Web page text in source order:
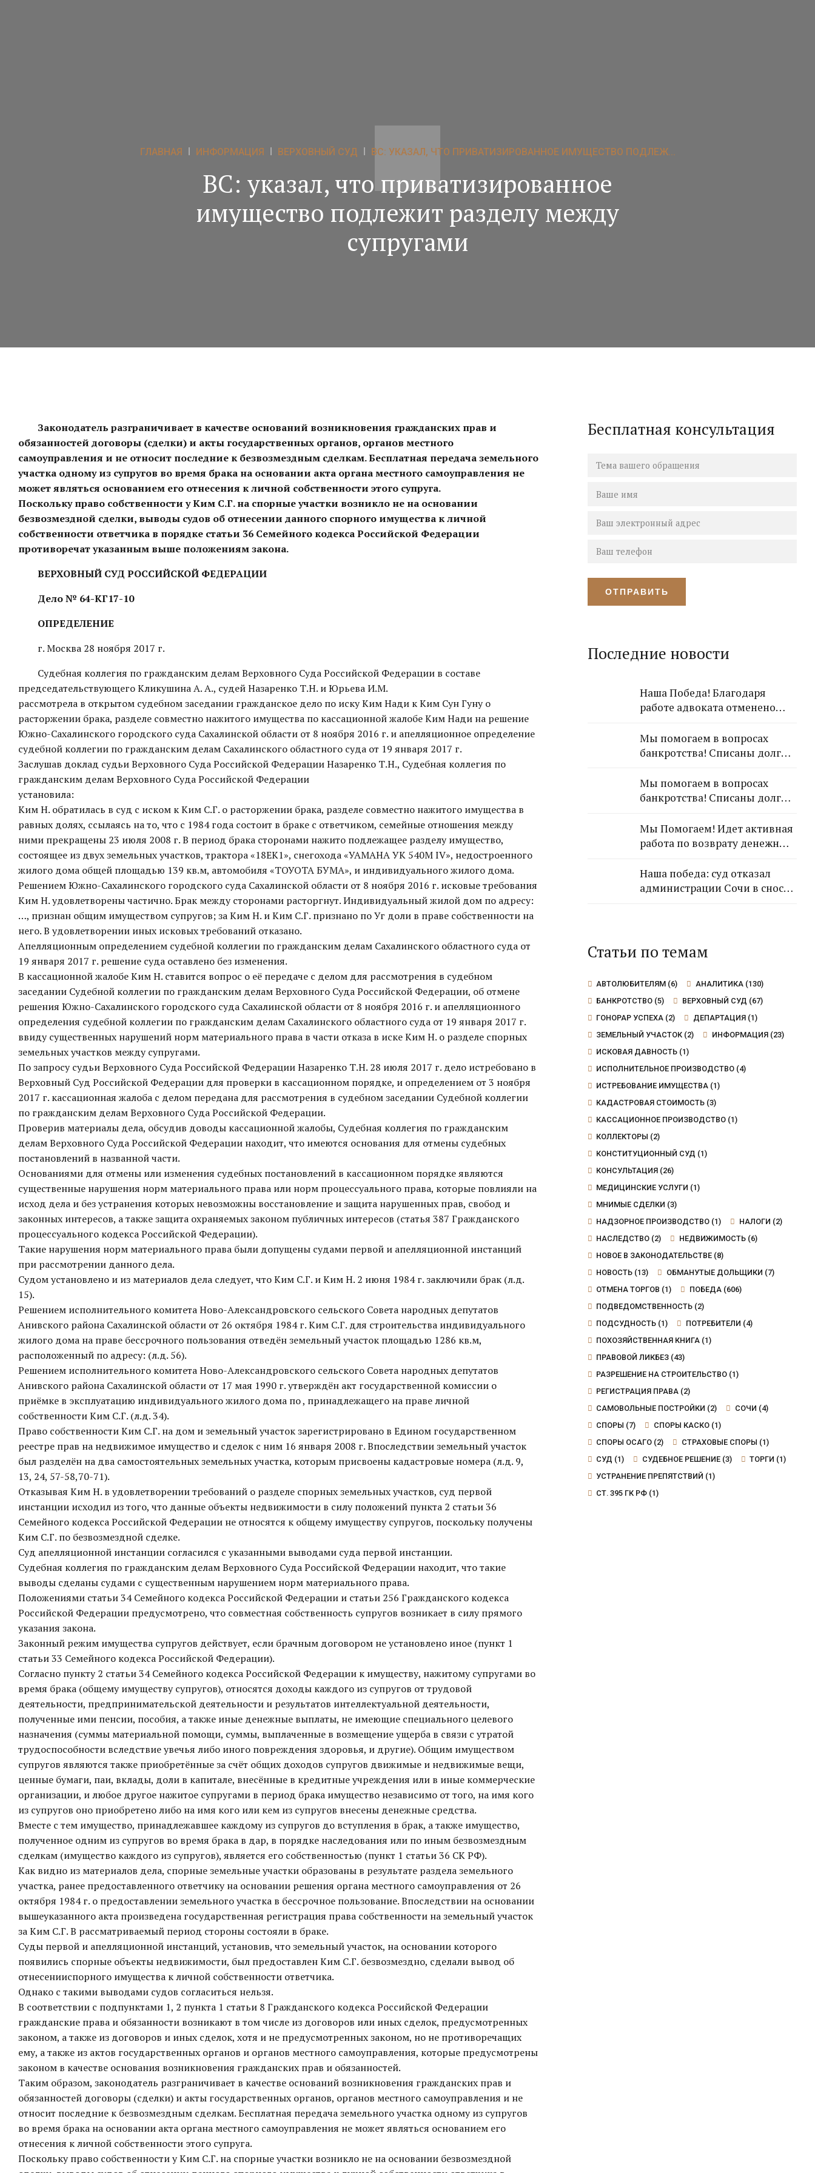
ГЛАВНАЯ ИНФОРМАЦИЯ ВЕРХОВНЫЙ СУД ВС: УКАЗАЛ, ЧТО ПРИВАТИЗИРОВАННОЕ ИМУЩЕСТВО ПОДЛЕЖ...
ВС: указал, что приватизированное
имущество подлежит разделу между
супругами
Законодатель разграничивает в качестве оснований возникновения гражданских прав и
обязанностей договоры (сделки) и акты государственных органов, органов местного
самоуправления и не относит последние к безвозмездным сделкам. Бесплатная передача земельного
участка одному из супругов во время брака на основании акта органа местного самоуправления не
может являться основанием его отнесения к личной собственности этого супруга.
Поскольку право собственности у Ким С.Г. на спорные участки возникло не на основании
безвозмездной сделки, выводы судов об отнесении данного спорного имущества к личной
собственности ответчика в порядке статьи 36 Семейного кодекса Российской Федерации
противоречат указанным выше положениям закона.
ВЕРХОВНЫЙ СУД РОССИЙСКОЙ ФЕДЕРАЦИИ
Дело № 64-КГ17-10
ОПРЕДЕЛЕНИЕ
г. Москва 28 ноября 2017 г.
Судебная коллегия по гражданским делам Верховного Суда Российской Федерации в составе
председательствующего Кликушина А. А., судей Назаренко Т.Н. и Юрьева И.М.
рассмотрела в открытом судебном заседании гражданское дело по иску Ким Нади к Ким Сун Гуну о
расторжении брака, разделе совместно нажитого имущества по кассационной жалобе Ким Нади на решение
Южно-Сахалинского городского суда Сахалинской области от 8 ноября 2016 г. и апелляционное определение
судебной коллегии по гражданским делам Сахалинского областного суда от 19 января 2017 г.
Заслушав доклад судьи Верховного Суда Российской Федерации Назаренко Т.Н., Судебная коллегия по
гражданским делам Верховного Суда Российской Федерации
установила:
Ким Н. обратилась в суд с иском к Ким С.Г. о расторжении брака, разделе совместно нажитого имущества в
равных долях, ссылаясь на то, что с 1984 года состоит в браке с ответчиком, семейные отношения между
ними прекращены 23 июля 2008 г. В период брака сторонами нажито подлежащее разделу имущество,
состоящее из двух земельных участков, трактора «18ЕК1», снегохода «УАМАНА УК 540М IV», недостроенного
жилого дома общей площадью 139 кв.м, автомобиля «ТОУОТА БУМА», и индивидуального жилого дома.
Решением Южно-Сахалинского городского суда Сахалинской области от 8 ноября 2016 г. исковые требования
Ким Н. удовлетворены частично. Брак между сторонами расторгнут. Индивидуальный жилой дом по адресу:
…, признан общим имуществом супругов; за Ким Н. и Ким С.Г. признано по Уг доли в праве собственности на
него. В удовлетворении иных исковых требований отказано.
Апелляционным определением судебной коллегии по гражданским делам Сахалинского областного суда от
19 января 2017 г. решение суда оставлено без изменения.
В кассационной жалобе Ким Н. ставится вопрос о её передаче с делом для рассмотрения в судебном
заседании Судебной коллегии по гражданским делам Верховного Суда Российской Федерации, об отмене
решения Южно-Сахалинского городского суда Сахалинской области от 8 ноября 2016 г. и апелляционного
определения судебной коллегии по гражданским делам Сахалинского областного суда от 19 января 2017 г.
ввиду существенных нарушений норм материального права в части отказа в иске Ким Н. о разделе спорных
земельных участков между супругами.
По запросу судьи Верховного Суда Российской Федерации Назаренко Т.Н. 28 июля 2017 г. дело истребовано в
Верховный Суд Российской Федерации для проверки в кассационном порядке, и определением от 3 ноября
2017 г. кассационная жалоба с делом передана для рассмотрения в судебном заседании Судебной коллегии
по гражданским делам Верховного Суда Российской Федерации.
Проверив материалы дела, обсудив доводы кассационной жалобы, Судебная коллегия по гражданским
делам Верховного Суда Российской Федерации находит, что имеются основания для отмены судебных
постановлений в названной части.
Основаниями для отмены или изменения судебных постановлений в кассационном порядке являются
существенные нарушения норм материального права или норм процессуального права, которые повлияли на
исход дела и без устранения которых невозможны восстановление и защита нарушенных прав, свобод и
законных интересов, а также защита охраняемых законом публичных интересов (статья 387 Гражданского
процессуального кодекса Российской Федерации).
Такие нарушения норм материального права были допущены судами первой и апелляционной инстанций
при рассмотрении данного дела.
Судом установлено и из материалов дела следует, что Ким С.Г. и Ким Н. 2 июня 1984 г. заключили брак (л.д.
15).
Решением исполнительного комитета Ново-Александровского сельского Совета народных депутатов
Анивского района Сахалинской области от 26 октября 1984 г. Ким С.Г. для строительства индивидуального
жилого дома на праве бессрочного пользования отведён земельный участок площадью 1286 кв.м,
расположенный по адресу: (л.д. 56).
Решением исполнительного комитета Ново-Александровского сельского Совета народных депутатов
Анивского района Сахалинской области от 17 мая 1990 г. утверждён акт государственной комиссии о
приёмке в эксплуатацию индивидуального жилого дома по , принадлежащего на праве личной
собственности Ким С.Г. (л.д. 34).
Право собственности Ким С.Г. на дом и земельный участок зарегистрировано в Едином государственном
реестре прав на недвижимое имущество и сделок с ним 16 января 2008 г. Впоследствии земельный участок
был разделён на два самостоятельных земельных участка, которым присвоены кадастровые номера (л.д. 9,
13, 24, 57-58,70-71).
Отказывая Ким Н. в удовлетворении требований о разделе спорных земельных участков, суд первой
инстанции исходил из того, что данные объекты недвижимости в силу положений пункта 2 статьи 36
Семейного кодекса Российской Федерации не относятся к общему имуществу супругов, поскольку получены
Ким С.Г. по безвозмездной сделке.
Суд апелляционной инстанции согласился с указанными выводами суда первой инстанции.
Судебная коллегия по гражданским делам Верховного Суда Российской Федерации находит, что такие
выводы сделаны судами с существенным нарушением норм материального права.
Положениями статьи 34 Семейного кодекса Российской Федерации и статьи 256 Гражданского кодекса
Российской Федерации предусмотрено, что совместная собственность супругов возникает в силу прямого
указания закона.
Законный режим имущества супругов действует, если брачным договором не установлено иное (пункт 1
статьи 33 Семейного кодекса Российской Федерации).
Согласно пункту 2 статьи 34 Семейного кодекса Российской Федерации к имуществу, нажитому супругами во
время брака (общему имуществу супругов), относятся доходы каждого из супругов от трудовой
деятельности, предпринимательской деятельности и результатов интеллектуальной деятельности,
полученные ими пенсии, пособия, а также иные денежные выплаты, не имеющие специального целевого
назначения (суммы материальной помощи, суммы, выплаченные в возмещение ущерба в связи с утратой
трудоспособности вследствие увечья либо иного повреждения здоровья, и другие). Общим имуществом
супругов являются также приобретённые за счёт общих доходов супругов движимые и недвижимые вещи,
ценные бумаги, паи, вклады, доли в капитале, внесённые в кредитные учреждения или в иные коммерческие
организации, и любое другое нажитое супругами в период брака имущество независимо от того, на имя кого
из супругов оно приобретено либо на имя кого или кем из супругов внесены денежные средства.
Вместе с тем имущество, принадлежавшее каждому из супругов до вступления в брак, а также имущество,
полученное одним из супругов во время брака в дар, в порядке наследования или по иным безвозмездным
сделкам (имущество каждого из супругов), является его собственностью (пункт 1 статьи 36 СК РФ).
Как видно из материалов дела, спорные земельные участки образованы в результате раздела земельного
участка, ранее предоставленного ответчику на основании решения органа местного самоуправления от 26
октября 1984 г. о предоставлении земельного участка в бессрочное пользование. Впоследствии на основании
вышеуказанного акта произведена государственная регистрация права собственности на земельный участок
за Ким С.Г. В рассматриваемый период стороны состояли в браке.
Суды первой и апелляционной инстанций, установив, что земельный участок, на основании которого
появились спорные объекты недвижимости, был предоставлен Ким С.Г. безвозмездно, сделали вывод об
отнесенииспорного имущества к личной собственности ответчика.
Однако с такими выводами судов согласиться нельзя.
В соответствии с подпунктами 1, 2 пункта 1 статьи 8 Гражданского кодекса Российской Федерации
гражданские права и обязанности возникают в том числе из договоров или иных сделок, предусмотренных
законом, а также из договоров и иных сделок, хотя и не предусмотренных законом, но не противоречащих
ему, а также из актов государственных органов и органов местного самоуправления, которые предусмотрены
законом в качестве основания возникновения гражданских прав и обязанностей.
Таким образом, законодатель разграничивает в качестве оснований возникновения гражданских прав и
обязанностей договоры (сделки) и акты государственных органов, органов местного самоуправления и не
относит последние к безвозмездным сделкам. Бесплатная передача земельного участка одному из супругов
во время брака на основании акта органа местного самоуправления не может являться основанием его
отнесения к личной собственности этого супруга.
Поскольку право собственности у Ким С.Г. на спорные участки возникло не на основании безвозмездной
Бесплатная консультация
Последние новости
Наша Победа! Благодаря
работе адвоката отменено
районного суда о взыскании с
арендодателя 650 000 рублей!
Мы помогаем в вопросах
банкротства! Списаны долги
гражданки!
Мы помогаем в вопросах
банкротства! Списаны долги
гражданки!
Мы Помогаем! Идет активная
работа по возврату денежных
Кансузян Самвела
Смпатовича 17.07.1983 г.р.
Наша победа: суд отказал
администрации Сочи в сносе
Статьи по темам
АВТОЛЮБИТЕЛЯМ (6) АНАЛИТИКА(130)
БАНКРОТСТВО (5) ВЕРХОВНЫЙ СУД (67)
ГОНОРАР УСПЕХА (2) ДЕПАРТАЦИЯ(1)
ЗЕМЕЛЬНЫЙ УЧАСТОК (2) ИНФОРМАЦИЯ(23)
ИСКОВАЯ ДАВНОСТЬ (1)
ИСПОЛНИТЕЛЬНОЕ ПРОИЗВОДСТВО (4)
ИСТРЕБОВАНИЕ ИМУЩЕСТВА (1)
КАДАСТРОВАЯ СТОИМОСТЬ (3)
КАССАЦИОННОЕ ПРОИЗВОДСТВО (1)
КОЛЛЕКТОРЫ (2)
КОНСТИТУЦИОННЫЙ СУД (1)
КОНСУЛЬТАЦИЯ (26)
МЕДИЦИНСКИЕ УСЛУГИ (1)
МНИМЫЕ СДЕЛКИ (3)
НАДЗОРНОЕ ПРОИЗВОДСТВО (1) НАЛОГИ (2)
НАСЛЕДСТВО (2) НЕДВИЖИМОСТЬ(6)
НОВОЕ В ЗАКОНОДАТЕЛЬСТВЕ (8)
НОВОСТЬ (13) ОБМАНУТЫЕ ДОЛЬЩИКИ (7)
ОТМЕНА ТОРГОВ (1) ПОБЕДА(606)
ПОДВЕДОМСТВЕННОСТЬ (2)
ПОДСУДНОСТЬ (1) ПОТРЕБИТЕЛИ (4)
ПОХОЗЯЙСТВЕННАЯ КНИГА (1)
ПРАВОВОЙ ЛИКБЕЗ (43)
РАЗРЕШЕНИЕ НА СТРОИТЕЛЬСТВО (1)
РЕГИСТРАЦИЯ ПРАВА (2)
САМОВОЛЬНЫЕ ПОСТРОЙКИ (2) СОЧИ (4)
СПОРЫ (7) СПОРЫ КАСКО(1)
СПОРЫ ОСАГО (2) СТРАХОВЫЕ СПОРЫ (1)
СУД (1) СУДЕБНОЕ РЕШЕНИЕ(3) ТОРГИ (1)
УСТРАНЕНИЕ ПРЕПЯТСТВИЙ (1)
СТ. 395 ГК РФ (1)